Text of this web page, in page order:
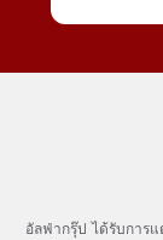
อัลฟ่ากรุ๊ป ได้รับการแ